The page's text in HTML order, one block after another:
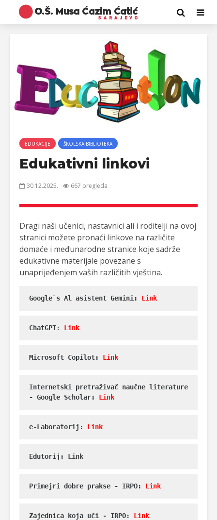
EDUKACIJE ŠKOLSKA BIBLIOTEKA
Edukativni linkovi
30.12.2025. 667 pregleda
Dragi naši učenici, nastavnici ali i roditelji na ovoj
stranici možete pronaći linkove na različite
domaće i međunarodne stranice koje sadrže
edukativne materijale povezane s
unaprijeđenjem vaših različitih vještina.
Google`s Al asistent Gemini: Link
ChatGPT: Link
Microsoft Copilot: Link
Internetski pretraživač naučne literature
- Google Scholar: Link
e-Laboratorij: Link
Edutorij: Link
Primejri dobre prakse - IRPO: Link
Zajednica koja uči - IRPO: Link